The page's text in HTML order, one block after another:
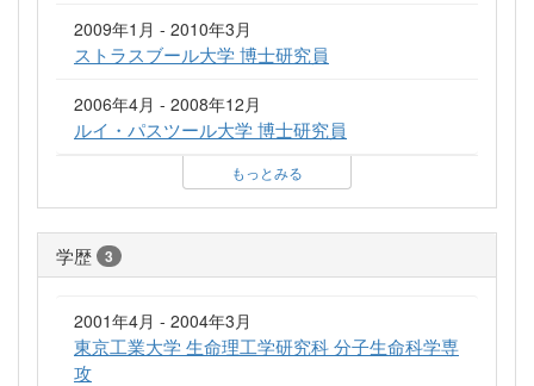
2009年1月 - 2010年3月
ストラスブール大学 博士研究員
2006年4月 - 2008年12月
ルイ・パスツール大学 博士研究員
もっとみる
学歴 3
2001年4月 - 2004年3月
東京工業大学 生命理工学研究科 分子生命科学専
攻